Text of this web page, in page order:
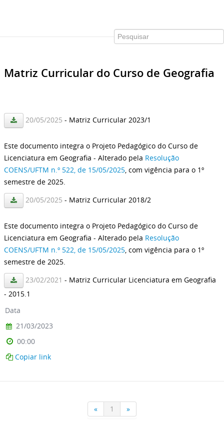
Matriz Curricular do Curso de Geografia
20/05/2025 - Matriz Curricular 2023/1
Este documento integra o Projeto Pedagógico do Curso de
Licenciatura em Geografia - Alterado pela Resolução
COENS/UFTM n.º 522, de 15/05/2025, com vigência para o 1º
semestre de 2025.
20/05/2025 - Matriz Curricular 2018/2
Este documento integra o Projeto Pedagógico do Curso de
Licenciatura em Geografia - Alterado pela Resolução
COENS/UFTM n.º 522, de 15/05/2025, com vigência para o 1º
semestre de 2025.
23/02/2021 - Matriz Curricular Licenciatura em Geografia
- 2015.1
Data
21/03/2023
00:00
Copiar link
« 1 »